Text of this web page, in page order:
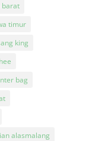
barat
timur
king
bag
alasmalang